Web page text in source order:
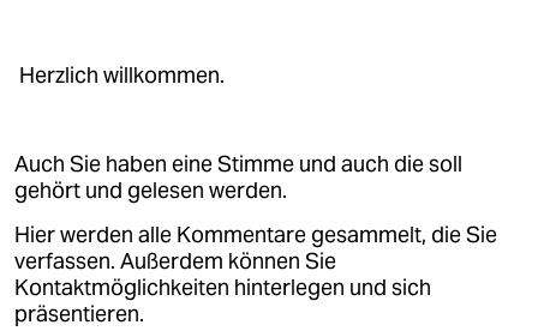
Herzlich willkommen.
Auch Sie haben eine Stimme und auch die soll
gehört und gelesen werden.
Hier werden alle Kommentare gesammelt, die Sie
verfassen. Außerdem können Sie
Kontaktmöglichkeiten hinterlegen und sich
präsentieren.